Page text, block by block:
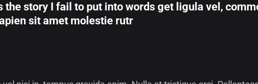
the story I fail to put into words get ligula vel,
sit amet molestie rutr